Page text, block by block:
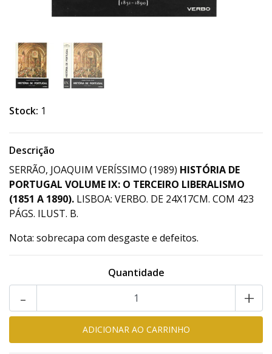
Stock: 1
Descrição
SERRÃO, JOAQUIM VERÍSSIMO (1989) HISTÓRIA DE
PORTUGAL VOLUME IX: O TERCEIRO LIBERALISMO
(1851 A 1890). LISBOA: VERBO. DE 24X17CM. COM 423
PÁGS. ILUST. B.
Nota: sobrecapa com desgaste e defeitos.
Quantidade
+
-